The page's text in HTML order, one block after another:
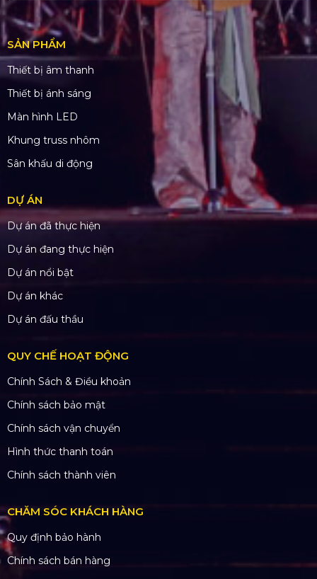
SẢN PHẨM
Thiết bị âm thanh
Thiết bị ánh sáng
Màn hình LED
Khung truss nhôm
Sân khấu di động
DỰ ÁN
Dự án đã thực hiện
Dự án đang thực hiện
Dự án nổi bật
Dự án khác
Dự án đấu thầu
QUY CHẾ HOẠT ĐỘNG
Chính Sách & Điều khoản
Chính sách bảo mật
Chính sách vận chuyển
Hình thức thanh toán
Chính sách thành viên
CHĂM SÓC KHÁCH HÀNG
Quy định bảo hành
Chính sách bán hàng